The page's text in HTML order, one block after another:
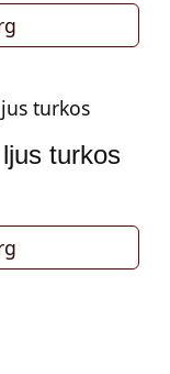
turkos